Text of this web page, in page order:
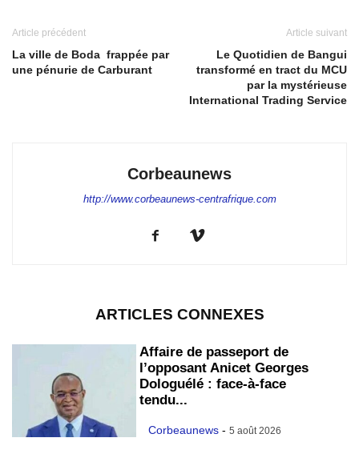
Article précédent
La ville de Boda frappée par
une pénurie de Carburant
Article suivant
Le Quotidien de Bangui
transformé en tract du MCU
par la mystérieuse
International Trading Service
Corbeaunews
http://www.corbeaunews-centrafrique.com
ARTICLES CONNEXES
Affaire de passeport de
l’opposant Anicet Georges
Dologuélé : face-à-face
tendu...
Corbeaunews - 5 août 2026